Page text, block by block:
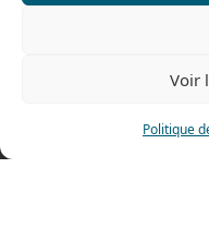
Voir
Politique
Fax: 0033 474 62 81 69
478 rue Alexandre